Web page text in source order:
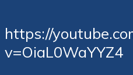
https://
v=OiaL0WaYYZ4